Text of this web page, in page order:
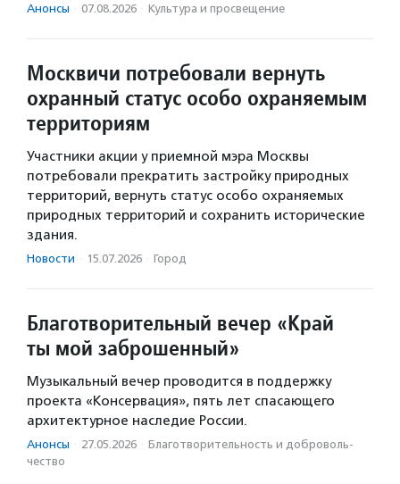
Анонсы · 07.08.2026 · Культура и просвещение
Москвичи потребовали вернуть
охранный статус особо охраняемым
территориям
Участники акции у приемной мэра Москвы
потребовали прекратить застройку природных
территорий, вернуть статус особо охраняемых
природных территорий и сохранить исторические
здания.
Новости · 15.07.2026 · Город
Благотворительный вечер «Край
ты мой заброшенный»
Музыкальный вечер проводится в поддержку
проекта «Консервация», пять лет спасающего
архитектурное наследие России.
Анонсы · 27.05.2026 · Благотвори­тель­ность и доброволь­
чест­во